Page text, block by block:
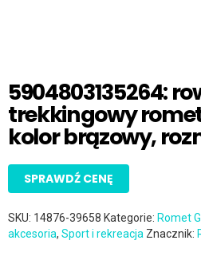
5904803135264:
trekkingowy
kolor brązowy,
SPRAWDŹ CENĘ
SKU: 14876-39658 Kategorie: Romet
akcesoria, Sport i rekreacja Znacznik: